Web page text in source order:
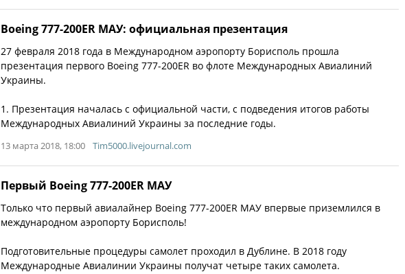
Boeing 777-200ER МАУ: официальная презентация
27 февраля 2018 года в Международном аэропорту Борисполь прошла
презентация первого Boeing 777-200ER во флоте Международных Авиалиний
Украины.
1. Презентация началась с официальной части, с подведения итогов работы
Международных Авиалиний Украины за последние годы.
13 марта 2018, 18:00 Tim5000.livejournal.com
Первый Boeing 777-200ER МАУ
Только что первый авиалайнер Boeing 777-200ER МАУ впервые приземлился в
международном аэропорту Борисполь!
Подготовительные процедуры самолет проходил в Дублине. В 2018 году
Международные Авиалинии Украины получат четыре таких самолета.